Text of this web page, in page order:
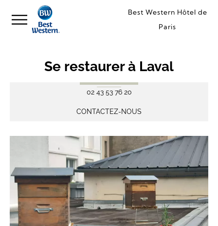
Best Western Hôtel de
Paris
Se restaurer à Laval
02 43 53 76 20
CONTACTEZ-NOUS